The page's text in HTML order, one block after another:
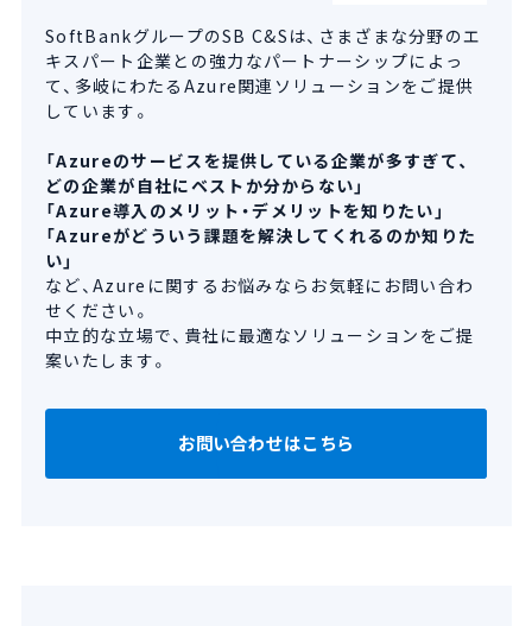
SoftBankグループのSB C&Sは、さまざまな分野のエ
キスパート企業との強力なパートナーシップによっ
て、多岐にわたるAzure関連ソリューションをご提供
しています。
「Azureのサービスを提供している企業が多すぎて、
どの企業が自社にベストか分からない」
「Azure導入のメリット・デメリットを知りたい」
「Azureがどういう課題を解決してくれるのか知りた
い」
など、Azureに関するお悩みならお気軽にお問い合わ
せください。
中立的な立場で、貴社に最適なソリューションをご提
案いたします。
お問い合わせはこちら